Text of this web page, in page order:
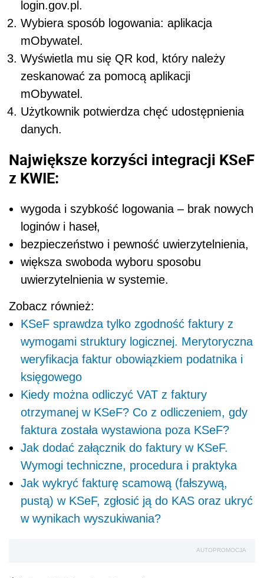
login.gov.pl.
Wybiera sposób logowania: aplikacja
mObywatel.
Wyświetla mu się QR kod, który należy
zeskanować za pomocą aplikacji
mObywatel.
Użytkownik potwierdza chęć udostępnienia
danych.
Największe korzyści integracji KSeF
z KWIE:
wygoda i szybkość logowania – brak nowych
loginów i haseł,
bezpieczeństwo i pewność uwierzytelnienia,
większa swoboda wyboru sposobu
uwierzytelnienia w systemie.
Zobacz również:
KSeF sprawdza tylko zgodność faktury z
wymogami struktury logicznej. Merytoryczna
weryfikacja faktur obowiązkiem podatnika i
księgowego
Kiedy można odliczyć VAT z faktury
otrzymanej w KSeF? Co z odliczeniem, gdy
faktura została wystawiona poza KSeF?
Jak dodać załącznik do faktury w KSeF.
Wymogi techniczne, procedura i praktyka
Jak wykryć fakturę scamową (fałszywą,
pustą) w KSeF, zgłosić ją do KAS oraz ukryć
w wynikach wyszukiwania?
AUTOPROMOCJA